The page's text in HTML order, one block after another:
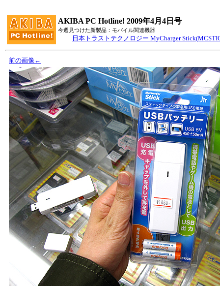
AKIBA PC Hotline! 2009年4月4日号
今週見つけた新製品：モバイル関連機器
日本トラストテクノロジー MyCharger
前の画像←